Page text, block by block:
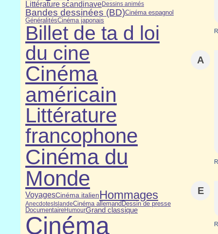
Littérature scandinaveDessins animés
Bandes dessinées (BD)Cinéma espagnol
GénéralitésCinéma japonais
Billet de ta d loi
du cine
Cinéma
américain
Littérature
francophone
Cinéma du
Monde
VoyagesCinéma italienHommages
AnecdotesIslandeCinéma allemandDessin de presse
DocumentaireHumourGrand classique
Cinéma
A
E